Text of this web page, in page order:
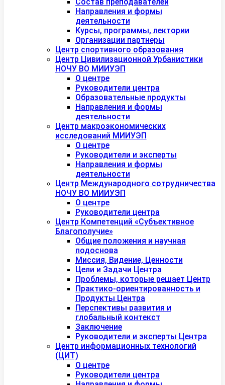
Направления и формы
деятельности
Курсы, программы, лектории
Организации партнеры
Центр спортивного образования
Центр Цивилизационной Урбанистики
НОЧУ ВО МИИУЭП
О центре
Руководители центра
Образовательные продукты
Направления и формы
деятельности
Центр макроэкономических
исследований МИИУЭП
О центре
Руководители и эксперты
Направления и формы
деятельности
Центр Международного сотрудничества
НОЧУ ВО МИИУЭП
О центре
Руководители центра
Центр Компетенций «Субъективное
Благополучие»
Общие положения и научная
подоснова
Миссия, Видение, Ценности
Цели и Задачи Центра
Проблемы, которые решает Центр
Практико-ориентированность и
Продукты Центра
Перспективы развития и
глобальный контекст
Заключение
Руководители и эксперты Центра
Центр информационных технологий
(ЦИТ)
О центре
Руководители центра